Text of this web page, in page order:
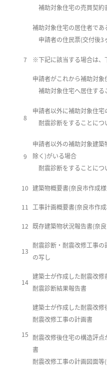
補助対象住宅の売買契約
7
補助対象住宅の居住者で
申請者の住民票(交付後3
※下記に該当する場合は、
申請者がこれから補助対
補助対象住宅へ居住する
8
申請者以外に補助対象住
耐震診断をすることにつ
9
申請者以外の補助対象建
除く)がいる場合
耐震診断をすることにつ
10 建築物概要書(奈良市作成
11 工事計画概要書(奈良市作
12 既存建築物状況報告書(奈
13
耐震診断・耐震改修工事
の写し
14
建築士が作成した耐震改
耐震診断結果報告書
15
建築士が作成した耐震改
耐震改修工事の計画書
耐震改修後住宅の構造評
書
耐震改修工事の計画図面